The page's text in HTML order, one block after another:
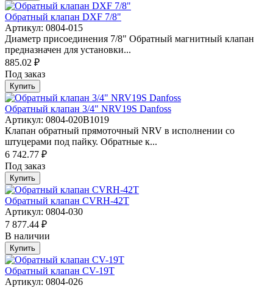
Обратный клапан DXF 7/8"
Артикул: 0804-015
Диаметр присоединения 7/8" Обратный магнитный клапан
предназначен для установки...
885.02 ₽
Под заказ
Купить
Обратный клапан 3/4" NRV19S Danfoss
Артикул: 0804-020B1019
Клапан обратный прямоточный NRV в исполнении со
штуцерами под пайку. Обратные к...
6 742.77 ₽
Под заказ
Купить
Обратный клапан CVRH-42T
Артикул: 0804-030
7 877.44 ₽
В наличии
Купить
Обратный клапан CV-19T
Артикул: 0804-026